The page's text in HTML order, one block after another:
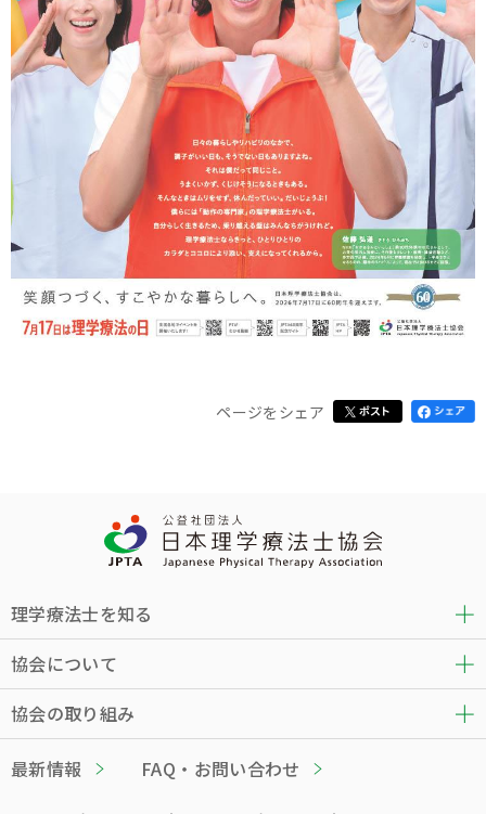
ページをシェア
理学療法士を知る
協会について
協会の取り組み
最新情報 FAQ・お問い合わせ